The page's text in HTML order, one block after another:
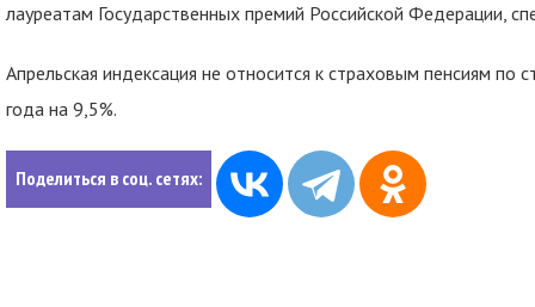
лауреатам Государственных премий Российской Федерации,
Апрельская индексация не относится к страховым пенсиям
года на 9,5%.
Поделиться в соц. сетях: